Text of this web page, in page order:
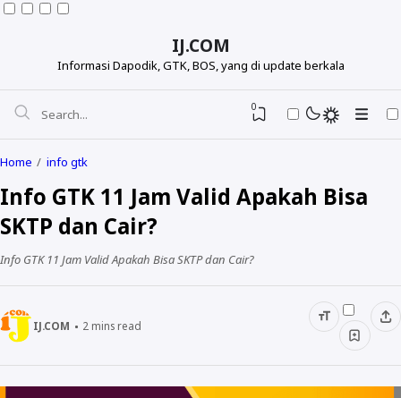
IJ.COM
Informasi Dapodik, GTK, BOS, yang di update berkala
Info GTK
0
Home info gtk
Info GTK 11 Jam Valid Apakah Bisa
SKTP dan Cair?
Info GTK 11 Jam Valid Apakah Bisa SKTP dan Cair?
IJ.COM 2 mins read